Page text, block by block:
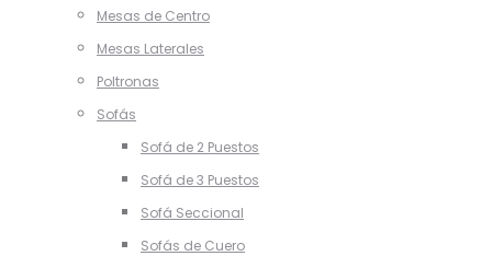
Mesas de Centro
Mesas Laterales
Poltronas
Sofás
Sofá de 2 Puestos
Sofá de 3 Puestos
Sofá Seccional
Sofás de Cuero